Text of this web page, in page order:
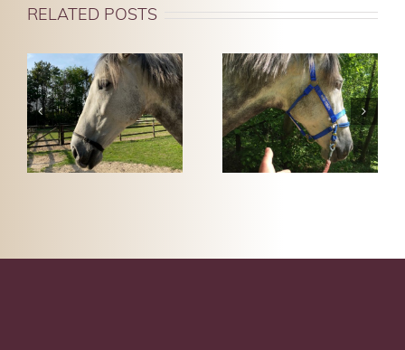
RELATED POSTS
SPERRRIEMEN
A.D.
BESSER
FÜHREN
DURCH
GUTES